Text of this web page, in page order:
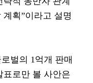
획”이라고 설명
벌의 1억개 판매
표로만 볼 사안은